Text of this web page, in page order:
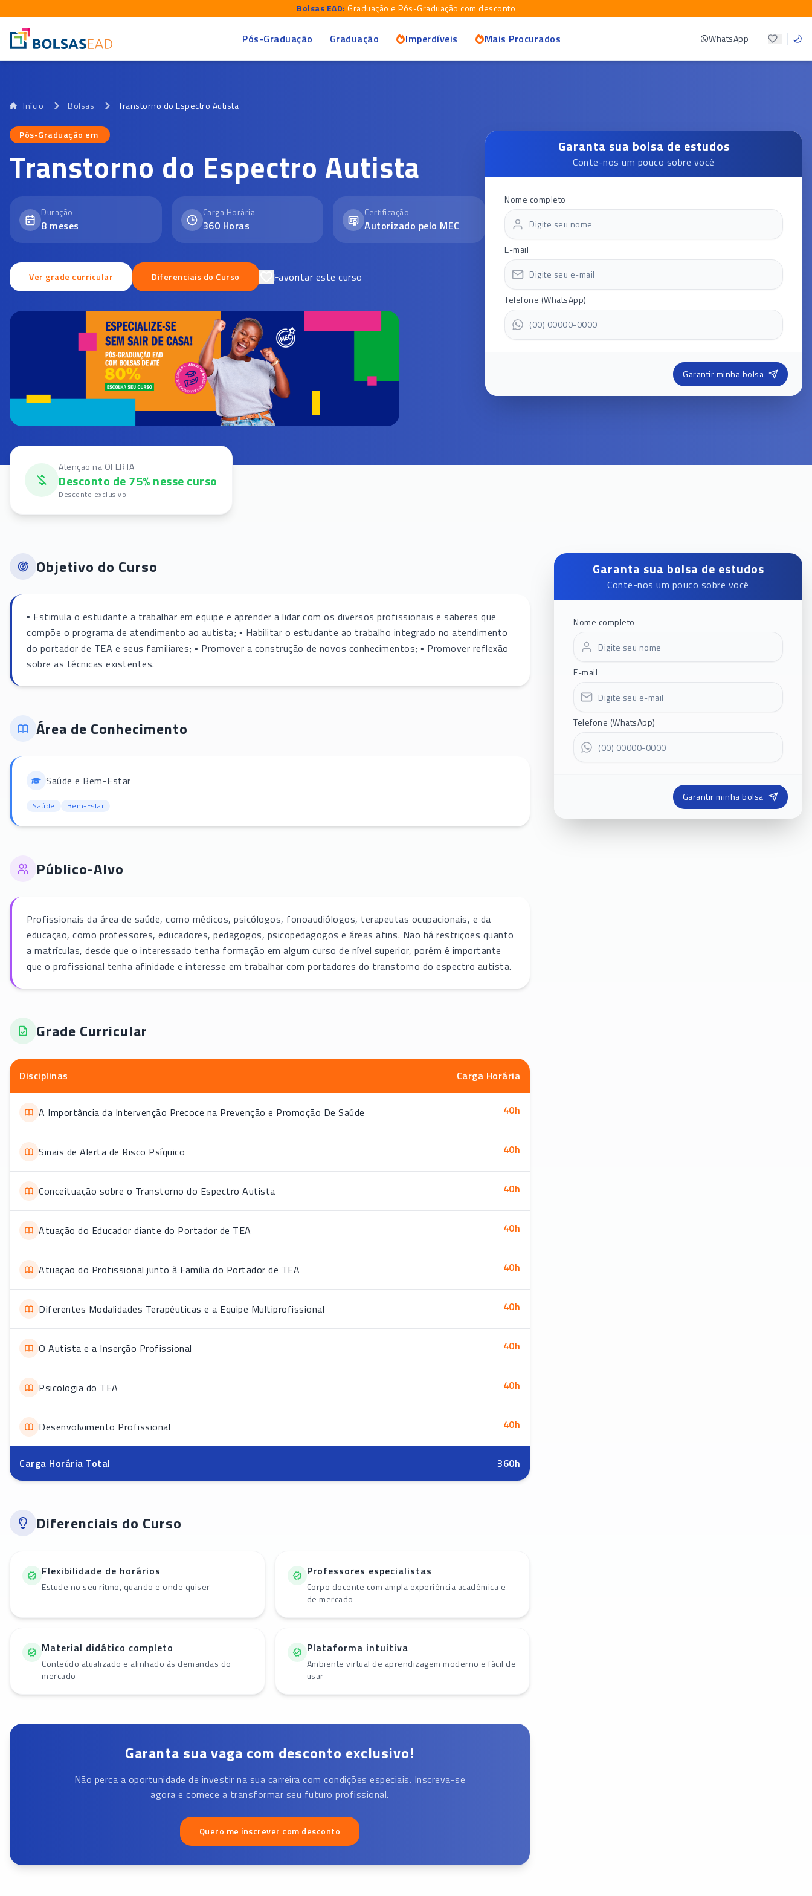
Bolsas EAD: Graduação e Pós-Graduação com desconto
Pós-Graduação Graduação Imperdíveis Mais Procurados WhatsApp
Início Bolsas Transtorno do Espectro Autista
Pós-Graduação em
Pós-Graduação em
Transtorno do Espectro Autista
Duração
8 meses
Carga Horária
360 Horas
Certificação
Autorizado pelo MEC
Ver grade curricular Diferenciais do Curso Favoritar este curso
Garanta sua bolsa de estudos
Conte-nos um pouco sobre você
Nome completo
E-mail
Telefone (WhatsApp)
Garantir minha bolsa
Atenção na OFERTA
Desconto de 75% nesse curso
Desconto exclusivo
Objetivo do Curso
▪ Estimula o estudante a trabalhar em equipe e aprender a lidar com os diversos profissionais e saberes que
compõe o programa de atendimento ao autista; ▪ Habilitar o estudante ao trabalho integrado no atendimento
do portador de TEA e seus familiares; ▪ Promover a construção de novos conhecimentos; ▪ Promover reflexão
sobre as técnicas existentes.
Área de Conhecimento
Saúde e Bem-Estar
Saúde Bem-Estar
Público-Alvo
Profissionais da área de saúde, como médicos, psicólogos, fonoaudiólogos, terapeutas ocupacionais, e da
educação, como professores, educadores, pedagogos, psicopedagogos e áreas afins. Não há restrições quanto
a matrículas, desde que o interessado tenha formação em algum curso de nível superior, porém é importante
que o profissional tenha afinidade e interesse em trabalhar com portadores do transtorno do espectro autista.
Grade Curricular
Disciplinas Carga Horária
A Importância da Intervenção Precoce na Prevenção e Promoção De Saúde 40h
Sinais de Alerta de Risco Psíquico 40h
Conceituação sobre o Transtorno do Espectro Autista 40h
Atuação do Educador diante do Portador de TEA 40h
Atuação do Profissional junto à Família do Portador de TEA 40h
Diferentes Modalidades Terapêuticas e a Equipe Multiprofissional 40h
O Autista e a Inserção Profissional 40h
Psicologia do TEA 40h
Desenvolvimento Profissional 40h
Carga Horária Total 360h
Diferenciais do Curso
Flexibilidade de horários
Estude no seu ritmo, quando e onde quiser
Professores especialistas
Corpo docente com ampla experiência acadêmica e
de mercado
Material didático completo
Conteúdo atualizado e alinhado às demandas do
mercado
Plataforma intuitiva
Ambiente virtual de aprendizagem moderno e fácil de
usar
Garanta sua vaga com desconto exclusivo!
Não perca a oportunidade de investir na sua carreira com condições especiais. Inscreva-se
agora e comece a transformar seu futuro profissional.
Quero me inscrever com desconto
Garanta sua bolsa de estudos
Conte-nos um pouco sobre você
Nome completo
E-mail
Telefone (WhatsApp)
Garantir minha bolsa